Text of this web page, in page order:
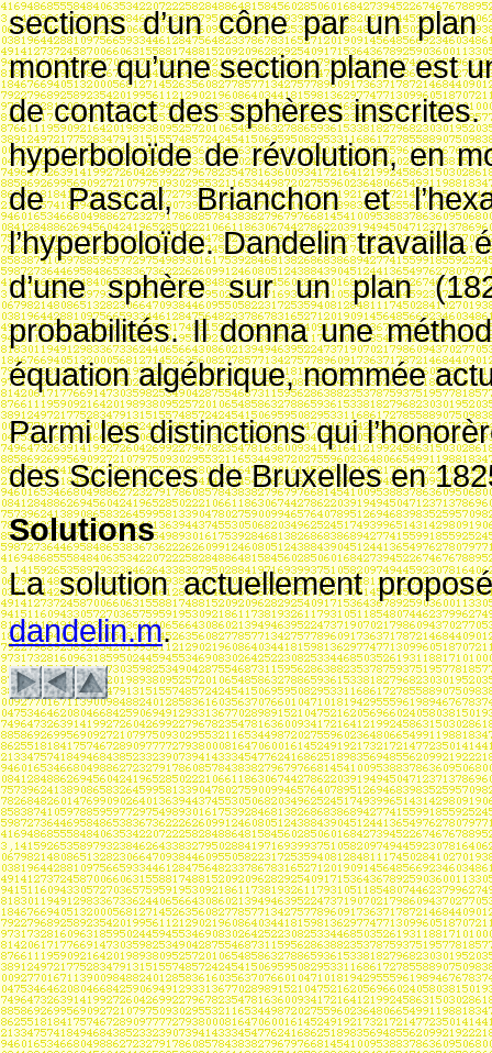
sections d’un cône par un
montre qu’une section plane est
de contact des sphères
hyperboloïde de révolution, en
de Pascal, Brianchon et
l’hyperboloïde. Dandelin travailla
d’une sphère sur un plan
probabilités. Il donna une
équation algébrique, nommée
Parmi les distinctions qui
des Sciences de Bruxelles en
Solutions
La solution actuellement
dandelin.m.